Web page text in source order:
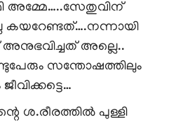
അമ്മേ…..സേതുവിന്
കയറേണ്ടത്….നന്നായി
അനുഭവിച്ചത് അല്ലെ..
സന്തോഷത്തിലും
ശ.രീരത്തിൽ പുള്ളി